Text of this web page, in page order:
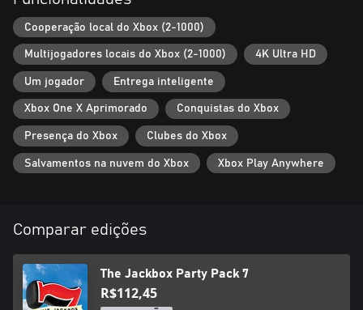
Cooperação local do Xbox (2-1000)
Multijogadores locais do Xbox (2-1000) 4K Ultra HD
Um jogador Entrega inteligente
Xbox One X Aprimorado Conquistas do Xbox
Presença do Xbox Clubes do Xbox
Salvamentos na nuvem do Xbox Xbox Play Anywhere
Comparar edições
The Jackbox Party Pack 7
R$112,45